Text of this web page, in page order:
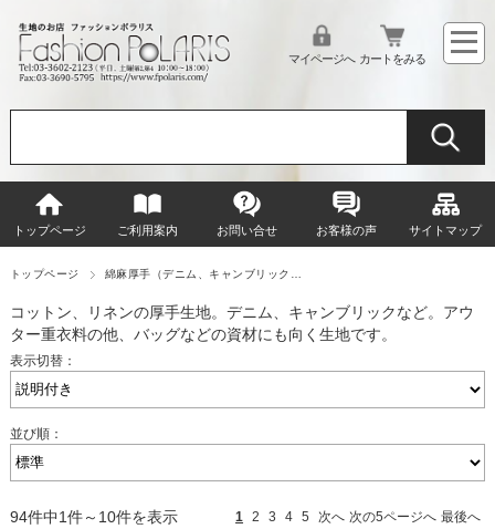
マイページへ カートをみる
トップページ ご利用案内 お問い合せ お客様の声 サイトマップ
トップページ 綿麻厚手（デニム、キャンブリック…
コットン、リネンの厚手生地。デニム、キャンブリックなど。アウ
ター重衣料の他、バッグなどの資材にも向く生地です。
表示切替：
並び順：
94件中1件～10件を表示 1 2 3 4 5 次へ 次の5ページへ 最後へ